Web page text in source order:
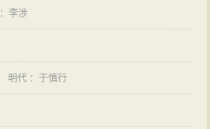
：李涉
明代 ：于慎行